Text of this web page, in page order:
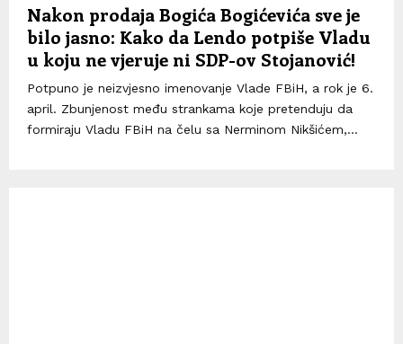
Nakon prodaja Bogića Bogićevića sve je
bilo jasno: Kako da Lendo potpiše Vladu
u koju ne vjeruje ni SDP-ov Stojanović!
Potpuno je neizvjesno imenovanje Vlade FBiH, a rok je 6.
april. Zbunjenost među strankama koje pretenduju da
formiraju Vladu FBiH na čelu sa Nerminom Nikšićem,...